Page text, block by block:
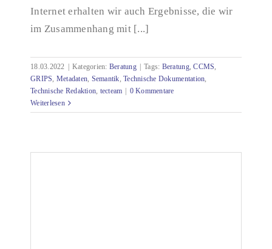
Internet erhalten wir auch Ergebnisse, die wir
im Zusammenhang mit [...]
18.03.2022 Kategorien: Beratung Tags: Beratung,CCMS,
GRIPS, Metadaten, Semantik,Technische Dokumentation,
Technische Redaktion, tecteam
0 Kommentare
Weiterlesen